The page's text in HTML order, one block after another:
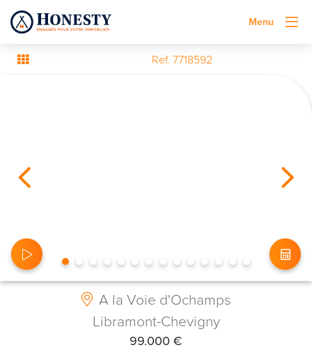
Menu
Ref. 7718592
A la Voie d'Ochamps
Libramont-Chevigny
99.000 €